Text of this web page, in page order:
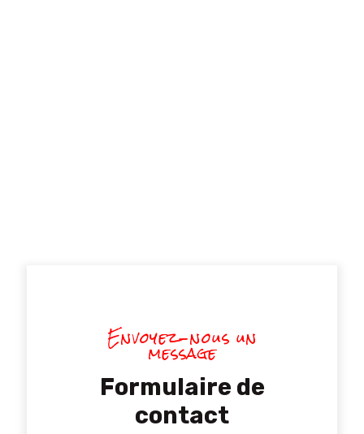
Envoyez-nous un
message
Formulaire de
contact